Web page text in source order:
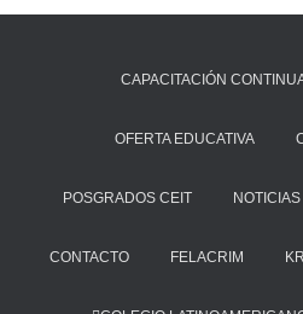
CAPACITACIÓN
OFERTA EDUCATIVA
POSGRADOS CEIT NOTICIAS
CONTACTO FELACRIM